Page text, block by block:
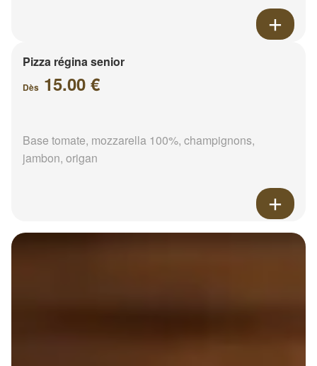
Pizza régina senior
Dès 15.00 €
Base tomate, mozzarella 100%, champignons,
jambon, origan